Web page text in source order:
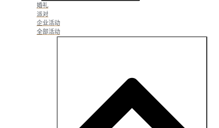
婚礼
派对
企业活动
全部活动